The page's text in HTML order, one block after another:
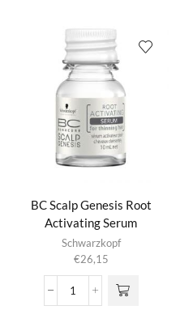
Keratin
Hair
Serum
aantal
BC Scalp Genesis Root
Activating Serum
Schwarzkopf
€26,15
BC